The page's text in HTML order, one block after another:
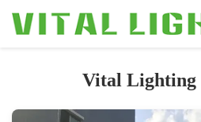
Vital Lighting